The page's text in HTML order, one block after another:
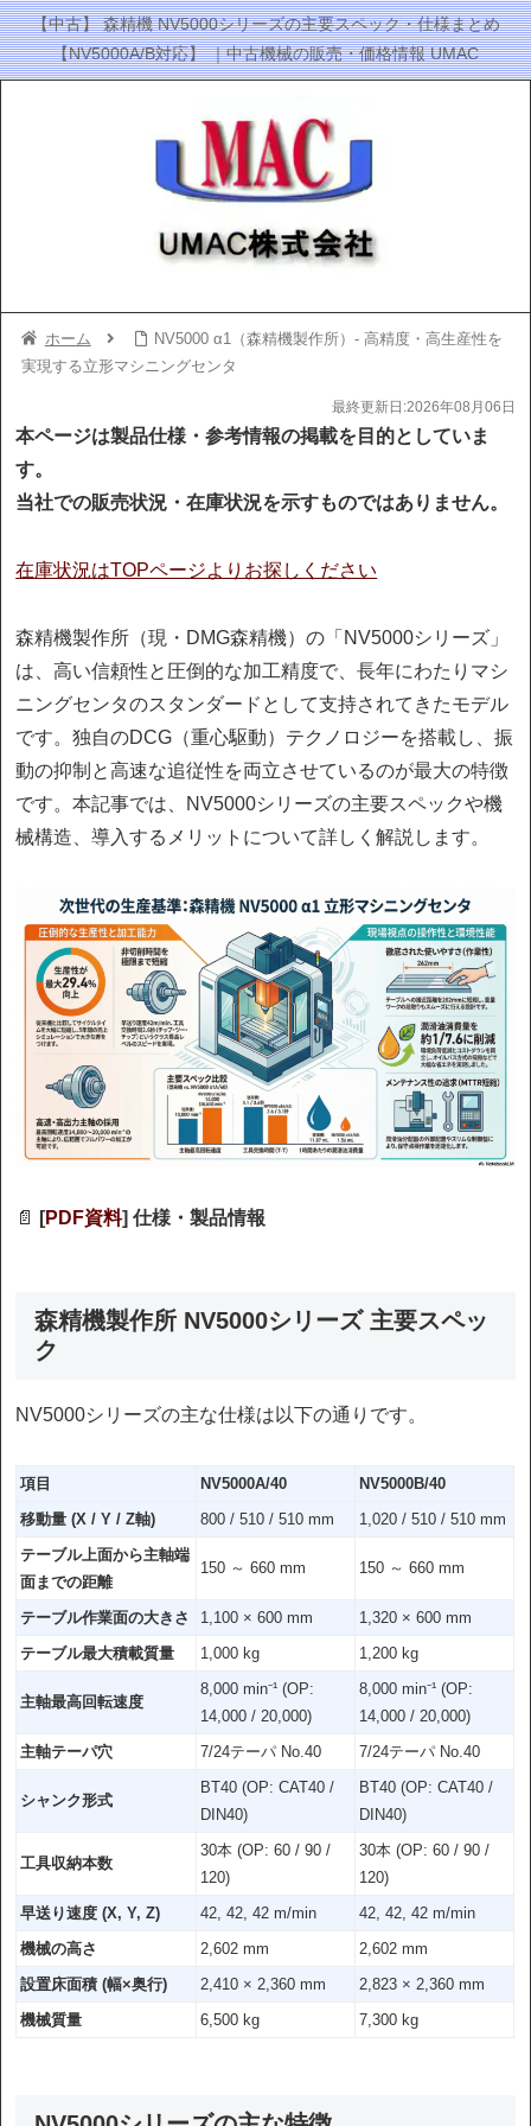
【中古】 森精機 NV5000シリーズの主要スペック・仕様まとめ
【NV5000A/B対応】 ｜中古機械の販売・価格情報 UMAC
ホーム
NV5000 α1（森精機製作所）- 高精度・高生産性を
実現する立形マシニングセンタ
最終更新日:2026年08月06日
本ページは製品仕様・参考情報の掲載を目的としていま
す。
当社での販売状況・在庫状況を示すものではありません。
在庫状況はTOPページよりお探しください
森精機製作所（現・DMG森精機）の「NV5000シリーズ」
は、高い信頼性と圧倒的な加工精度で、長年にわたりマシ
ニングセンタのスタンダードとして支持されてきたモデル
です。独自のDCG（重心駆動）テクノロジーを搭載し、振
動の抑制と高速な追従性を両立させているのが最大の特徴
です。本記事では、NV5000シリーズの主要スペックや機
械構造、導入するメリットについて詳しく解説します。
📄 [PDF資料] 仕様・製品情報
森精機製作所 NV5000シリーズ 主要スペッ
ク
NV5000シリーズの主な仕様は以下の通りです。
項目 NV5000A/40
NV5000B/40
移動量 (X / Y / Z軸)
800 / 510 / 510 mm
1,020 / 510 / 510 mm
テーブル上面から主軸端
面までの距離
150 ～ 660 mm 150 ～ 660 mm
テーブル作業面の大きさ 1,100 × 600 mm
1,320 × 600 mm
テーブル最大積載質量
1,000 kg 1,200 kg
主軸最高回転速度
8,000 min⁻¹ (OP:
14,000 / 20,000)
8,000 min⁻¹ (OP:
14,000 / 20,000)
主軸テーパ穴
7/24テーパ No.40 7/24テーパ No.40
シャンク形式
BT40 (OP: CAT40 /
DIN40)
BT40 (OP: CAT40 /
DIN40)
工具収納本数
30本 (OP: 60 / 90 /
120)
30本 (OP: 60 / 90 /
120)
早送り速度 (X, Y, Z)
42, 42, 42 m/min
42, 42, 42 m/min
機械の高さ
2,602 mm
2,602 mm
設置床面積 (幅×奥行)
2,410 × 2,360 mm
2,823 × 2,360 mm
機械質量
6,500 kg 7,300 kg